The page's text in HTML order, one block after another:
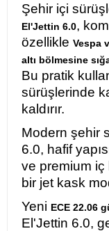
Şehir içi
El'Jettin 6.0,
özellikle Vespa
altı bölmesine
Bu pratik
sürüşlerinde
kaldırır.
Modern şehir
6.0, hafif
ve premium iç
bir jet kask
Yeni ECE 22.06
El'Jettin 6.0,